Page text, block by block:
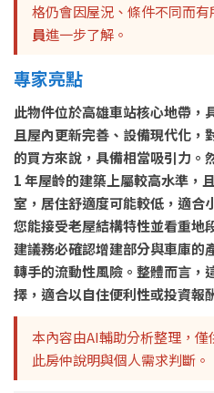
格仍會因屋況、條件不同而有
員進一步了解。
專家亮點
此物件位於高雄車站核心地帶，
且屋內更新完善、設備現代化，
的買方來說，具備相當吸引力。
1 年屋齡的建築上屬較高水準，
室，居住舒適度可能較低，適合
您能接受老屋結構特性並看重地
建議務必確認增建部分與車庫的
轉手的流動性風險。整體而言，
擇，適合以自住便利性或投資報
本內容由AI輔助分析整理，
此房仲說明與個人需求判斷。